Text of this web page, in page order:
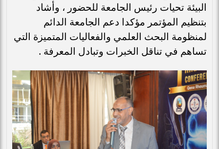
البيئة تحيات رئيس الجامعة للحضور ، وأشاد
بتنظيم المؤتمر مؤكدا دعم الجامعة الدائم
لمنظومة البحث العلمي والفعاليات المتميزة التي
تساهم في تناقل الخبرات وتبادل المعرفة .